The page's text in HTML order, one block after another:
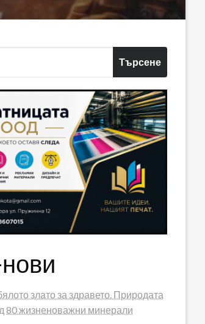
Търсене
злато за здравето. Природата
80 жизненоважни минерали